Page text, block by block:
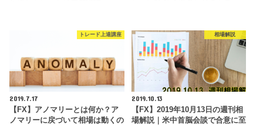
トレード上達講座
2019.7.17
【FX】アノマリーとは何か？ア
ノマリーに戻づいて相場は動くの
相場解説
2019.10.13
【FX】2019年10月13日の週刊相
場解説｜米中首脳会談で合意に至